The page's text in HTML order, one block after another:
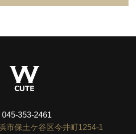
353-2461
市保土ケ谷区今井町1254-1